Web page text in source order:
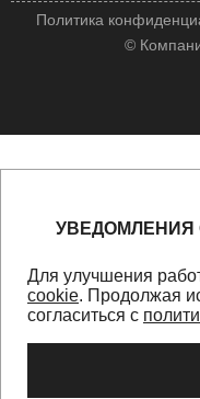
©
Политика
УВЕДОМЛЕНИЯ
Для улучшения
cookie. Продолжая
согласиться с